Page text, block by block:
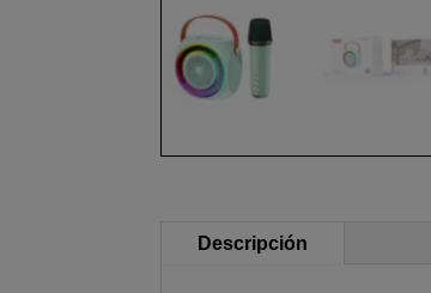
Descripción